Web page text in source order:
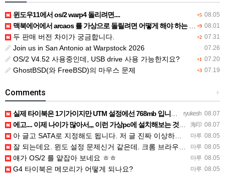
+5 08.05
윈도우11에서 os/2 warp4 돌리려면....
+9 08.01
맥북에어에서 arcaos 를 가상으로 돌릴려면 어떻게 해야 하는 지요?
+2 07.31
두 판매 버전 차이가 궁금합니다.
07.26
Join us in San Antonio at Warpstock 2026
+1 07.20
OS/2 V4.52 사용중인데, USB drive 사용 가능한지요?
+3 07.19
GhostBSD(와 FreeBSD)의 마우스 문제
+
Comments
ryukesh 08.07
실제 타이북은 1기가이지만 UTM 설정에선 768mb 입니다. 1기가나 그 보다 넘게 설정하면 UTM 에뮬레…
海印 08.07
에고.... 이제 나이가 많아서,,, 이런 가상pc에 설치해보는 것도 귀찮군요.. ㅎㅎ 날씨도 덥고.....…
마루 08.05
아 글고 SATA로 지정해도 됩니다. 저 글 진짜 이상하네요. 옛날꺼 퍼와서 그런거 같은데요.
마루 08.05
잘 되는데요. 윈도 설정 문제신거 같은데. 크롬 브라우저나 파폭으로 해 보세요
마루 08.05
얘가 OS/2 를 얕잡아 보네요 ㅎㅎ
마루 08.05
G4 타이북은 메모리가 어떻게 되나요?